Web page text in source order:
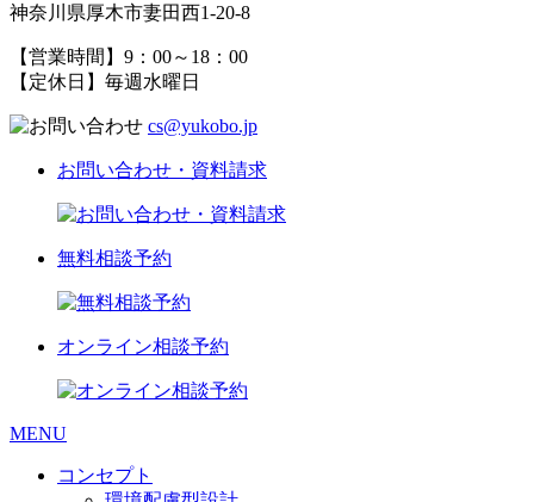
神奈川県厚木市妻田西1-20-8
【営業時間】9：00～18：00
【定休日】毎週水曜日
cs@yukobo.jp
お問い合わせ・資料請求
無料相談予約
オンライン相談予約
MENU
コンセプト